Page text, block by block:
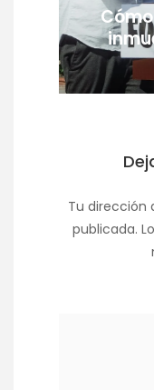
Tu dirección
publicada.